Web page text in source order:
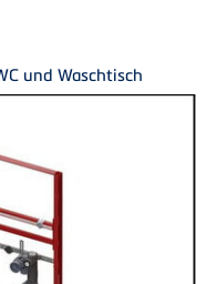
und Waschtisch